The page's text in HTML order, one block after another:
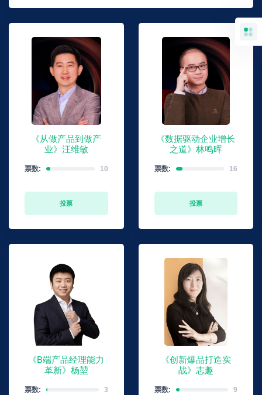
《从做产品到做产
业》汪维敏
票数: 10
投票
《数据驱动企业增长
之道》林鸣晖
票数: 16
投票
《B端产品经理能力
革新》杨堃
票数: 3
《创新爆品打造实
战》志趣
票数: 9